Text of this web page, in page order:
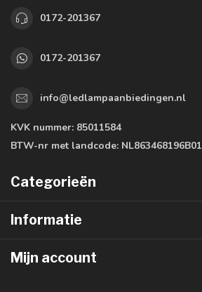
0172-201367
0172-201367
info@ledlampaanbiedingen.nl
KVK nummer: 85011584
BTW-nr met landcode: NL863468196B01
Categorieën
Informatie
Mijn account